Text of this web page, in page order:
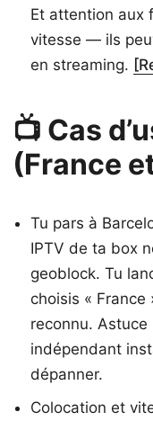
Et attention aux
vitesse — ils
en streaming.
📺 Cas
(France
Tu pars à
IPTV de ta box
geoblock. Tu
choisis «
reconnu.
indépendant
dépanner.
Colocation et